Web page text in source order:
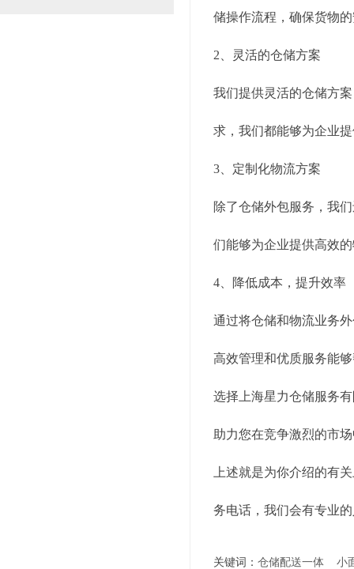
储操作流程，确保货物
2、灵活的仓储方案
我们提供灵活的仓储方
求，我们都能够为企业
3、定制化物流方案
除了仓储外包服务，我
们能够为企业提供高效
4、降低成本，提升效率
通过将仓储和物流业务
高效管理和优质服务能
选择上海星力仓储服务
助力您在竞争激烈的市
上述就是为你介绍的有关
务电话，我们会有专业
关键词： 仓储配送一体 小